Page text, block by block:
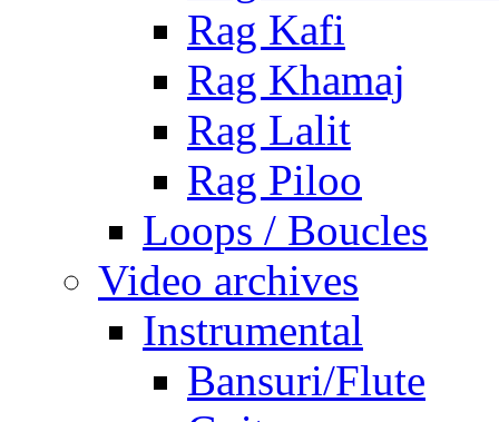
Rag Kafi
Rag Khamaj
Rag Lalit
Rag Piloo
Loops / Boucles
Video archives
Instrumental
Bansuri/Flute